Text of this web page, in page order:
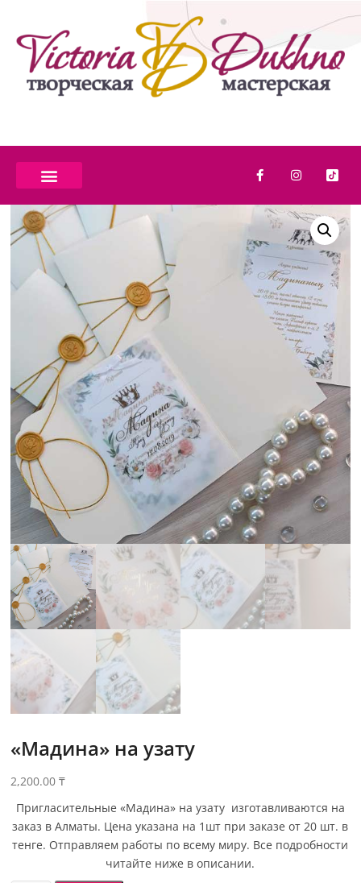
«Мадина» на узату
2,200.00₸
Пригласительные «Мадина» на узату изготавливаются на
заказ в Алматы. Цена указана на 1шт при заказе от 20 шт. в
тенге. Отправляем работы по всему миру. Все подробности
читайте ниже в описании.